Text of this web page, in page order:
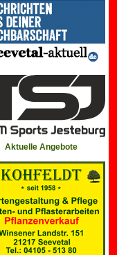
Aktuelle Angebote